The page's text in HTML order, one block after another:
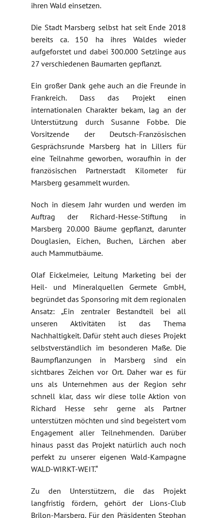
ihren Wald einsetzen.
Die Stadt Marsberg selbst hat seit Ende 2018
bereits ca. 150 ha ihres Waldes wieder
aufgeforstet und dabei 300.000 Setzlinge aus
27 verschiedenen Baumarten gepflanzt.
Ein großer Dank gehe auch an die Freunde in
Frankreich. Dass das Projekt einen
internationalen Charakter bekam, lag an der
Unterstützung durch Susanne Fobbe. Die
Vorsitzende der Deutsch-Französischen
Gesprächsrunde Marsberg hat in Lillers für
eine Teilnahme geworben, woraufhin in der
französischen Partnerstadt Kilometer für
Marsberg gesammelt wurden.
Noch in diesem Jahr wurden und werden im
Auftrag der Richard-Hesse-Stiftung in
Marsberg 20.000 Bäume gepflanzt, darunter
Douglasien, Eichen, Buchen, Lärchen aber
auch Mammutbäume.
Olaf Eickelmeier, Leitung Marketing bei der
Heil- und Mineralquellen Germete GmbH,
begründet das Sponsoring mit dem regionalen
Ansatz: „Ein zentraler Bestandteil bei all
unseren Aktivitäten ist das Thema
Nachhaltigkeit. Dafür steht auch dieses Projekt
selbstverständlich im besonderen Maße. Die
Baumpflanzungen in Marsberg sind ein
sichtbares Zeichen vor Ort. Daher war es für
uns als Unternehmen aus der Region sehr
schnell klar, dass wir diese tolle Aktion von
Richard Hesse sehr gerne als Partner
unterstützen möchten und sind begeistert vom
Engagement aller Teilnehmenden. Darüber
hinaus passt das Projekt natürlich auch noch
perfekt zu unserer eigenen Wald-Kampagne
WALD-WIRKT-WEIT.“
Zu den Unterstützern, die das Projekt
langfristig fördern, gehört der Lions-Club
Brilon-Marsberg. Für den Präsidenten Stephan